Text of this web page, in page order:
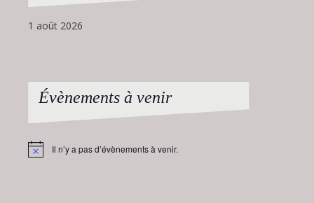
1 août 2026
Évènements à venir
Notice Il n’y a pas d’évènements à venir.